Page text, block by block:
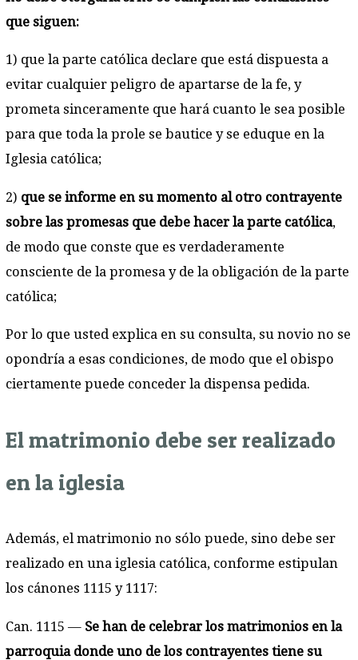
que siguen:
1) que la parte católica declare que está dispuesta a
evitar cualquier peligro de apartarse de la fe, y
prometa sinceramente que hará cuanto le sea posible
para que toda la prole se bautice y se eduque en la
Iglesia católica;
2) que se informe en su momento al otro contrayente
sobre las promesas que debe hacer la parte católica,
de modo que conste que es verdaderamente
consciente de la promesa y de la obligación de la parte
católica;
Por lo que usted explica en su consulta, su novio no se
opondría a esas condiciones, de modo que el obispo
ciertamente puede conceder la dispensa pedida.
El matrimonio debe ser realizado
en la iglesia
Además, el matrimonio no sólo puede, sino debe ser
realizado en una iglesia católica, conforme estipulan
los cánones 1115 y 1117:
Can. 1115 — Se han de celebrar los matrimonios en la
parroquia donde uno de los contrayentes tiene su